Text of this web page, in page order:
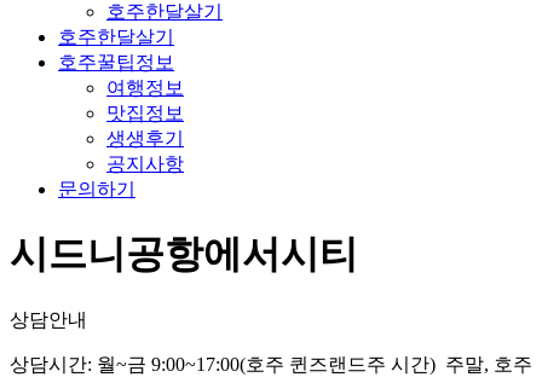
호주한달살기
호주한달살기
호주꿀팁정보
여행정보
맛집정보
생생후기
공지사항
문의하기
시드니공항에서시티
상담안내
상담시간: 월~금 9:00~17:00(호주 퀸즈랜드주 시간) 주말, 호주